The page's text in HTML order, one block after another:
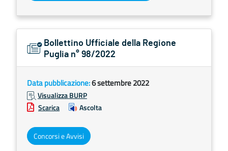
Bollettino Ufficiale della Regione
Puglia n° 98/2022
Data pubblicazione:6 settembre 2022
Visualizza BURP
Scarica
Ascolta
Concorsi e Avvisi